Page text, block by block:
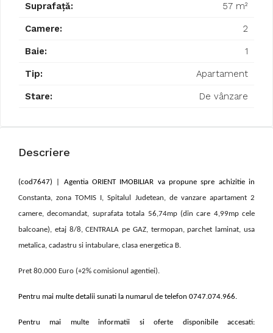
Suprafață: 57 m²
Camere: 2
Baie: 1
Tip: Apartament
Stare: De vânzare
Descriere
(cod7647) | Agentia ORIENT IMOBILIAR va propune spre achizitie in
Constanta, zona TOMIS I, Spitalul Judetean, de vanzare apartament 2
camere, decomandat, suprafata totala 56,74mp (din care 4,99mp cele
balcoane), etaj 8/8, CENTRALA pe GAZ, termopan, parchet laminat, usa
metalica, cadastru si intabulare, clasa energetica B.
Pret 80.000 Euro (+2% comisionul agentiei).
Pentru mai multe detalii sunati la numarul de telefon 0747.074.966.
Pentru mai multe informatii si oferte disponibile accesati: